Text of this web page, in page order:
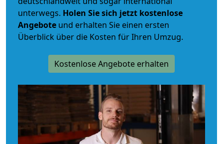
unterwegs. Holen Sie sich jetzt kostenlose
Angebote und erhalten Sie einen ersten
Überblick über die Kosten für Ihren Umzug.
Kostenlose Angebote erhalten